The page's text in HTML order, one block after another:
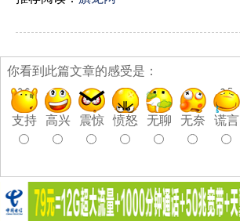
你看到此篇文章的感受是：
支持 高兴 震惊 愤怒 无聊 无奈 谎言